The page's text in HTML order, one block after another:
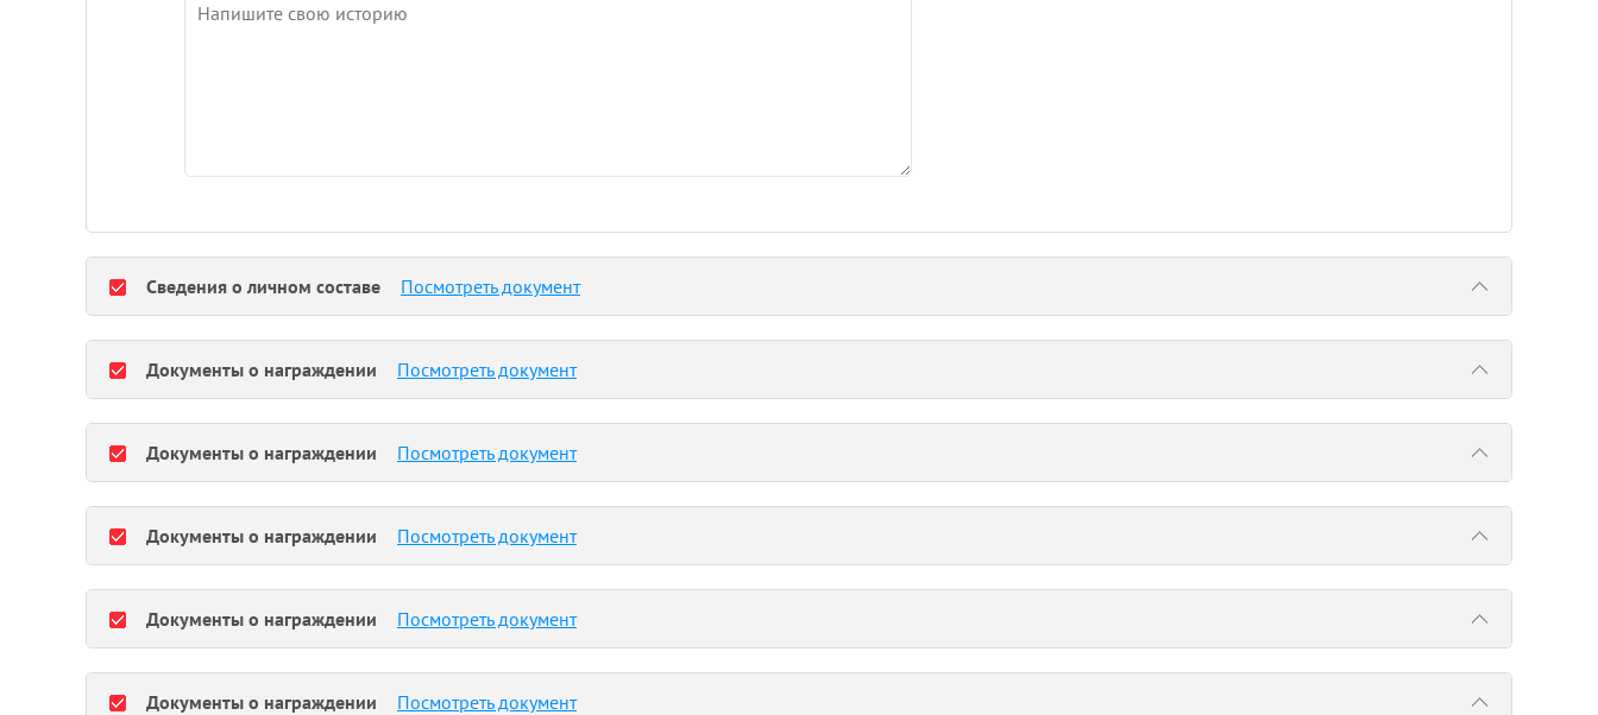
Сведения о личном составе Посмотреть документ
Документы о награждении Посмотреть документ
Документы о награждении Посмотреть документ
Документы о награждении Посмотреть документ
Документы о награждении Посмотреть документ
Документы о награждении Посмотреть документ